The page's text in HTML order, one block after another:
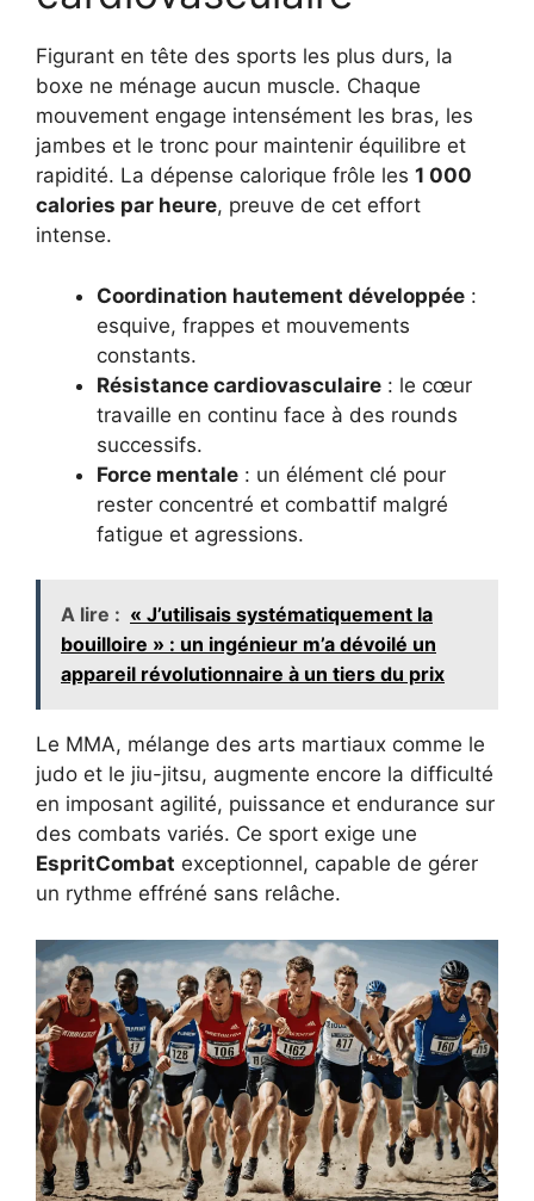
Figurant en tête des sports les plus durs, la
boxe ne ménage aucun muscle. Chaque
mouvement engage intensément les bras, les
jambes et le tronc pour maintenir équilibre et
rapidité. La dépense calorique frôle les 1 000
calories par heure, preuve de cet effort
intense.
Coordination hautement développée :
esquive, frappes et mouvements
constants.
Résistance cardiovasculaire : le cœur
travaille en continu face à des rounds
successifs.
Force mentale : un élément clé pour
rester concentré et combattif malgré
fatigue et agressions.
A lire : « J’utilisais systématiquement la
bouilloire » : un ingénieur m’a dévoilé un
appareil révolutionnaire à un tiers du prix
Le MMA, mélange des arts martiaux comme le
judo et le jiu-jitsu, augmente encore la difficulté
en imposant agilité, puissance et endurance sur
des combats variés. Ce sport exige une
EspritCombat exceptionnel, capable de gérer
un rythme effréné sans relâche.